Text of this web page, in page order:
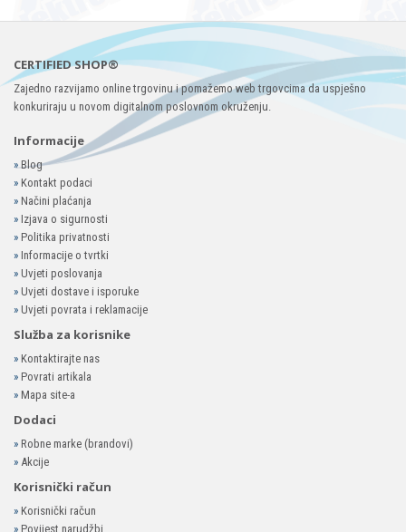
CERTIFIED SHOP®
Zajedno razvijamo online trgovinu i pomažemo web trgovcima da uspješno
konkuriraju u novom digitalnom poslovnom okruženju.
Informacije
»Blog
» Kontakt podaci
» Načini plaćanja
» Izjava o sigurnosti
» Politika privatnosti
» Informacije o tvrtki
» Uvjeti poslovanja
» Uvjeti dostave i isporuke
» Uvjeti povrata i reklamacije
Služba za korisnike
» Kontaktirajte nas
» Povrati artikala
» Mapa site-a
Dodaci
» Robne marke (brandovi)
» Akcije
Korisnički račun
» Korisnički račun
» Povijest narudžbi